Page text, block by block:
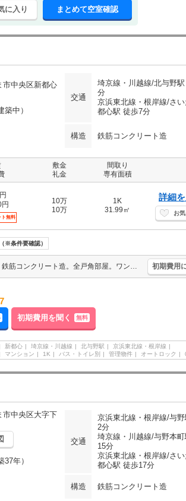
に入り まとめて空室確認
市中央区新都心
交通
埼京線・川越線/北与野
分
京浜東北線・根岸線/さ
都心駅 徒歩7分
築中）
構造 鉄筋コンクリート造
敷金
礼金
間取り
専有面積
ト無料
10万
10万
1K
31.99㎡
詳細
お
※条件要確認）
自社管理物件。駅近。通勤、通学がスムーズ。鉄筋コンクリート造。全戸角部屋。ワンフロア2世帯。人気の新築。当社オススメの物件。初期費用カード払い可。初期費用分割払い可。内見予約受付中。契約開始日相談可。 初期費用
初期費用を聞く 無料
新都心 埼京線・川越線 北与野駅
京浜東北線・根岸線
マンション 1K バス・トイレ別 管理物件 オートロック
市中央区大字下
交通
京浜東北線・根岸線/与
2分
埼京線・川越線/与野本
15分
京浜東北線・根岸線/さ
都心駅 徒歩17分
37年）
構造 鉄筋コンクリート造